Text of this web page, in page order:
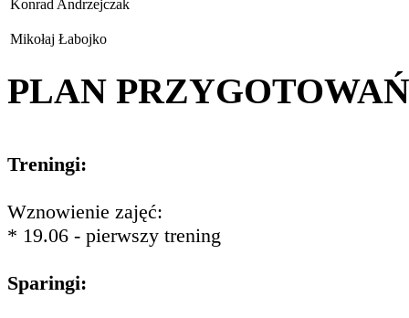
Konrad Andrzejczak
Mikołaj Łabojko
PLAN PRZYGOTOWAŃ
Treningi:
Wznowienie zajęć:
* 19.06 - pierwszy trening
Sparingi: